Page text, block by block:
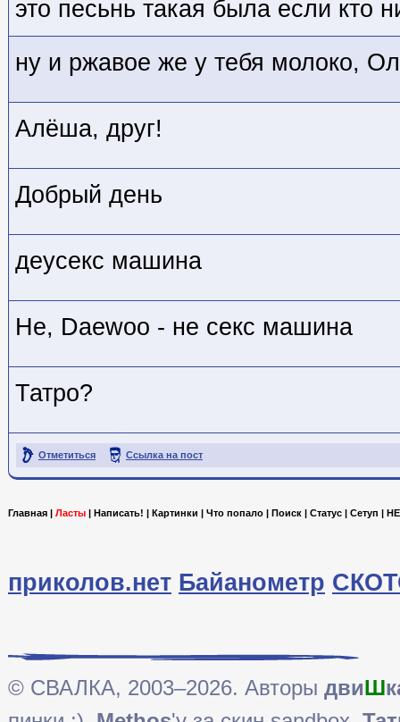
это песьнь такая была если кто
ну и ржавое же у тебя молоко,
Алёша, друг!
Добрый день
деусекс машина
Не, Daewoo - не секс машина
Татро?
Отметиться Ссылка на пост
Главная Ласты Написать! Картинки Что попало Поиск Статус Сетуп
приколов.нет Байанометр
© СВАЛКА, 2003–2026. Авторы двиШ